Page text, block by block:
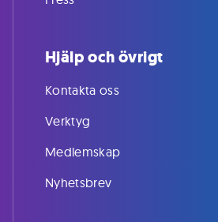
Hjälp och övrigt
Kontakta oss
Verktyg
Medlemskap
Nyhetsbrev